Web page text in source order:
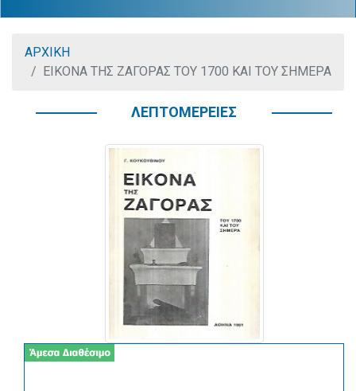
ΑΡΧΙΚΗ
ΕΙΚΟΝΑ ΤΗΣ ΖΑΓΟΡΑΣ ΤΟΥ 1700 ΚΑΙ ΤΟΥ ΣΗΜΕΡΑ
ΛΕΠΤΟΜΕΡΕΙΕΣ